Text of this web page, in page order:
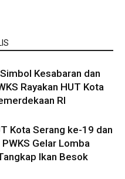
Kesabaran dan
Rayakan HUT Kota
RI
Kota Serang ke-19 dan
Gelar Lomba
Ikan Besok